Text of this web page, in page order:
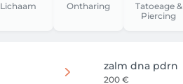
Lichaam Ontharing
Tatoeage &
Piercing
zalm dna pdrn
200 €